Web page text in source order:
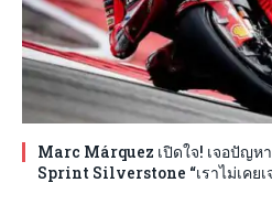
Marc Márquez เปิดใจ! เจอปัญห
Sprint Silverstone “เราไม่เคย